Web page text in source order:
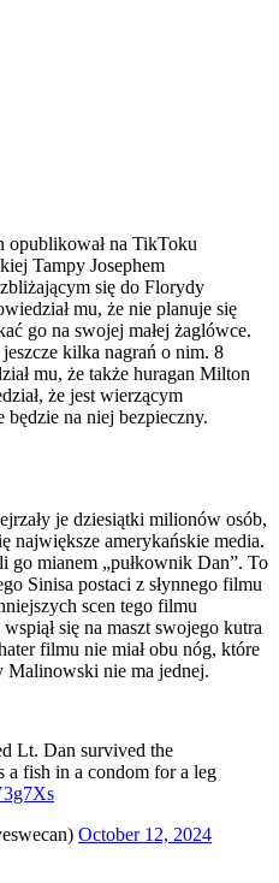
opublikował na TikToku
Tampy Josephem
się do Florydy
mu, że nie planuje się
go na swojej małej żaglówce.
kilka nagrań o nim. 8
mu, że także huragan Milton
że jest wierzącym
będzie na niej bezpieczny.
je dziesiątki milionów osób,
największe amerykańskie media.
go mianem „pułkownik Dan”. To
Sinisa postaci z słynnego filmu
scen tego filmu
się na maszt swojego kutra
filmu nie miał obu nóg, które
Malinowski nie ma jednej.
Lt. Dan survived the
a fish in a condom for a leg
October 12, 2024